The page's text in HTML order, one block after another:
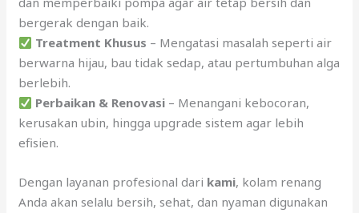
bergerak dengan baik.
Treatment Khusus – Mengatasi masalah seperti air
berwarna hijau, bau tidak sedap, atau pertumbuhan alga
berlebih.
Perbaikan & Renovasi – Menangani kebocoran,
kerusakan ubin, hingga upgrade sistem agar lebih
efisien.
Dengan layanan profesional dari kami, kolam renang
Anda akan selalu bersih, sehat, dan nyaman digunakan